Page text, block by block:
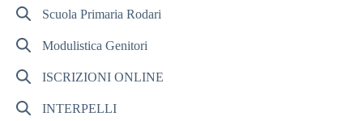
Scuola Primaria Rodari
Modulistica Genitori
ISCRIZIONI ONLINE
INTERPELLI